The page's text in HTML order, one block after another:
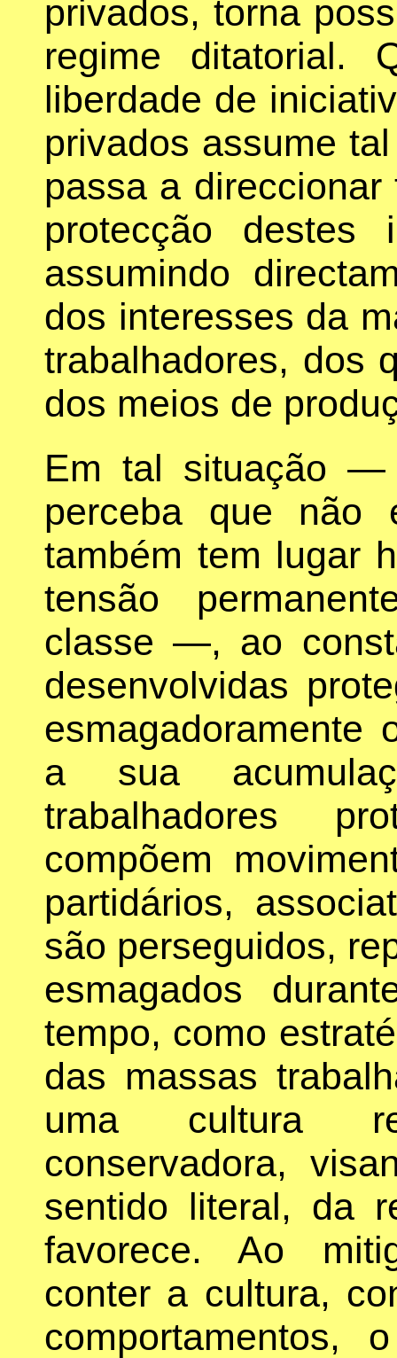
privados, torna
regime ditatorial.
liberdade de
privados assume
passa a
protecção
assumindo
dos interesses da
trabalhadores, dos
dos meios de
Em tal situação
perceba que
também tem lugar
tensão
classe —, ao
desenvolvidas
esmagadoramente
a sua
trabalhadores
compõem
partidários,
são perseguidos,
esmagados
tempo, como
das massas
uma cultura
conservadora,
sentido literal, da
favorece. Ao
conter a cultura,
comportamentos,